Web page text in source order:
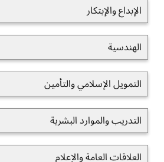
الإبداع والإبتكار
الهندسية
التمويل الإسلامي والتأمين
التدريب والموارد البشرية
العلاقات العامة والإعلام